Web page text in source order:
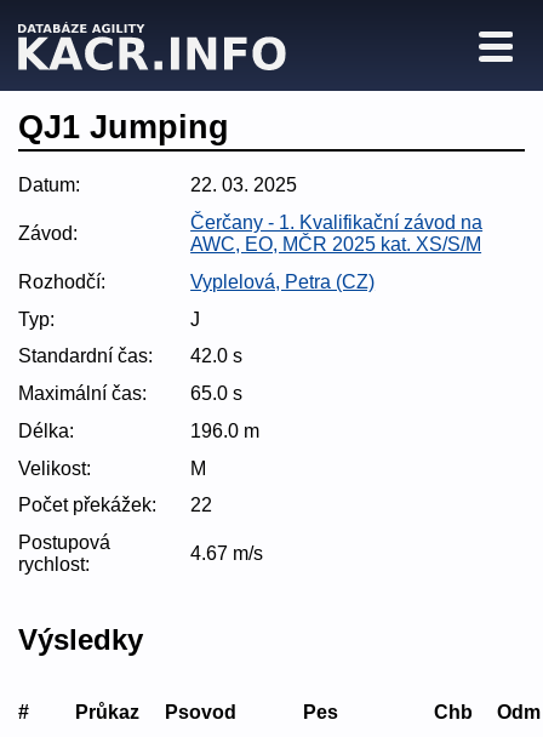
QJ1 Jumping
Datum: 22. 03. 2025
Závod:
Čerčany - 1. Kvalifikační závod na
AWC, EO, MČR 2025 kat. XS/S/M
Rozhodčí:
Vyplelová, Petra (CZ)
Typ:
J
Standardní čas:
42.0 s
Maximální čas:
65.0 s
Délka:
196.0 m
Velikost:
M
Počet překážek:
22
Postupová
rychlost:
4.67 m/s
Výsledky
# Průkaz Psovod Pes Chb Odm